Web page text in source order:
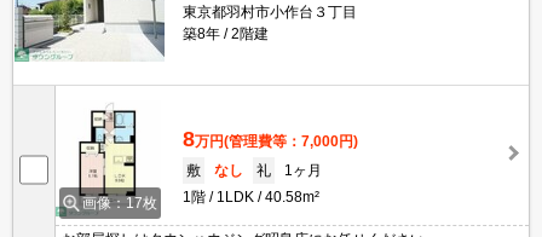
東京都羽村市小作台３丁目
築8年
2階建
画像：17枚
8万円(管理費等：7,000円)
敷
なし 礼
1ヶ月
1階
1LDK 40.58m²